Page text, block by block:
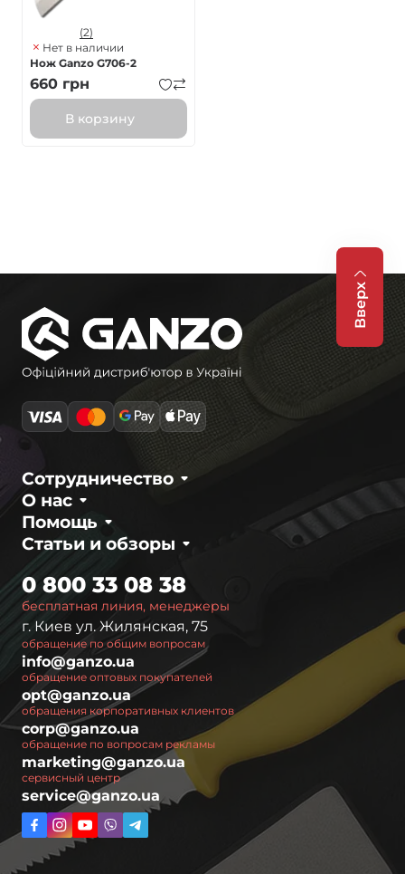
(2)
Нет в наличии
Нож Ganzo G706-2
660 грн
В корзину
Вверх
О нас
Сотрудничество
Статьи и обзоры
Помощь
бесплатная линия, менеджеры
0 800 33 08 38
г. Киев ул. Жилянская, 75
обращение по общим вопросам
info@ganzo.ua
обращение оптовых покупателей
opt@ganzo.ua
обращения корпоративных клиентов
corp@ganzo.ua
обращение по вопросам рекламы
marketing@ganzo.ua
сервисный центр
service@ganzo.ua